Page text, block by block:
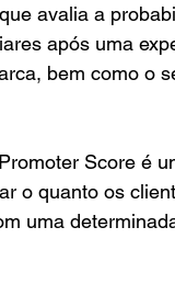
avalia a
após uma
bem como o
Score é
o quanto os
uma